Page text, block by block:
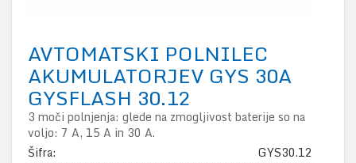
AVTOMATSKI POLNILEC
AKUMULATORJEV GYS 30A
GYSFLASH 30.12
3 moči polnjenja: glede na zmogljivost baterije so na
voljo: 7 A, 15 A in 30 A.
Šifra:
GYS30.12